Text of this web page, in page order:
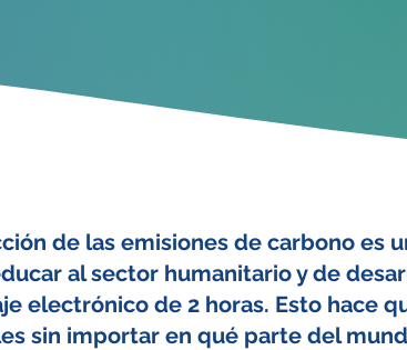
de las emisiones de carbono es
al sector humanitario y de
electrónico de 2 horas. Esto hace
sin importar en qué parte del